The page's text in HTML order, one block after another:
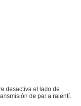
desactiva el lado de
de par a ralentí.